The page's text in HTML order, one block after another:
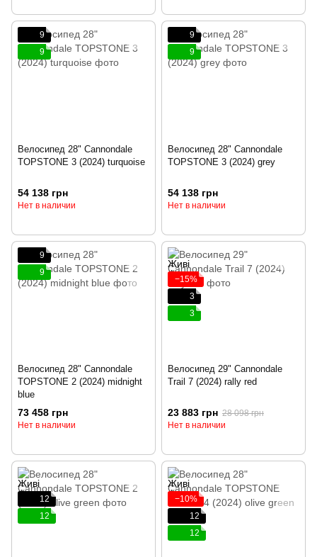
9
9
Велосипед 28" Cannondale
TOPSTONE 3 (2024) turquoise
54 138 грн
Нет в наличии
9
9
Велосипед 28" Cannondale
TOPSTONE 3 (2024) grey
54 138 грн
Нет в наличии
9
9
Велосипед 28" Cannondale
TOPSTONE 2 (2024) midnight
blue
73 458 грн
Нет в наличии
−15%
3
3
Велосипед 29" Cannondale
Trail 7 (2024) rally red
23 883 грн 28 098 грн
Нет в наличии
12
12
−10%
12
12